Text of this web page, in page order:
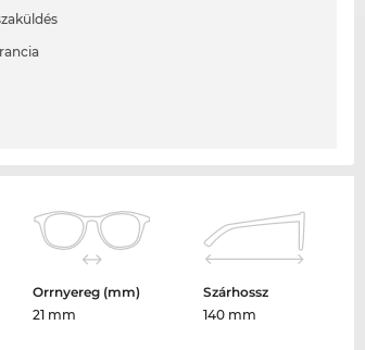
Orrnyereg (mm)
21 mm
Szárhossz
140 mm